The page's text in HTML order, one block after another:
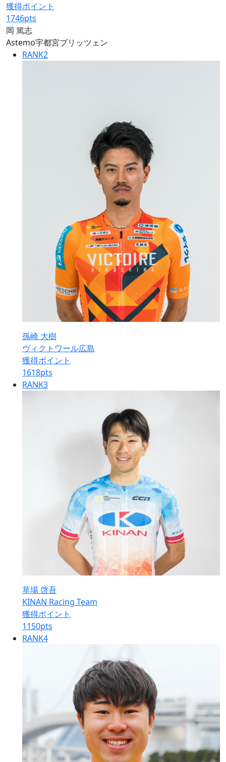
獲得ポイント
1746pts
岡 篤志
Astemo宇都宮ブリッツェン
RANK2
孫崎 大樹
ヴィクトワール広島
獲得ポイント
1618pts
RANK3
草場 啓吾
KINAN Racing Team
獲得ポイント
1150pts
RANK4